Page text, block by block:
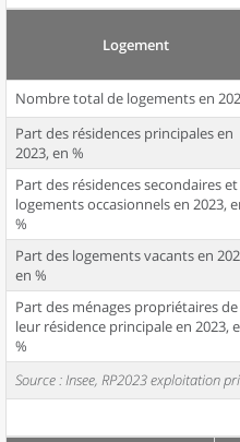
Logement
Nombre total de logements en
Part des résidences principales en
2023, en %
Part des résidences secondaires et
logements occasionnels en 2023,
%
Part des logements vacants en
en %
Part des ménages propriétaires de
leur résidence principale en 2023,
%
Source : Insee, RP2023 exploitation